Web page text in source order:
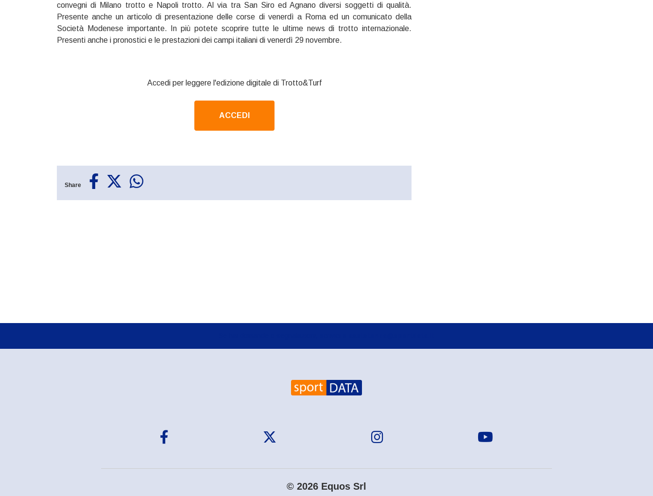
convegni di Milano trotto e Napoli trotto. Al via tra San Siro ed Agnano diversi soggetti di qualità.
Presente anche un articolo di presentazione delle corse di venerdì a Roma ed un comunicato della
Società Modenese importante. In più potete scoprire tutte le ultime news di trotto internazionale.
Presenti anche i pronostici e le prestazioni dei campi italiani di venerdì 29 novembre.
Accedi per leggere l'edizione digitale di Trotto&Turf
ACCEDI
Share
© 2026 Equos Srl